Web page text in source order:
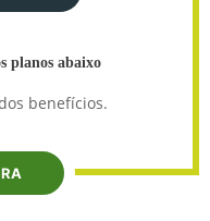
planos abaixo
benefícios.